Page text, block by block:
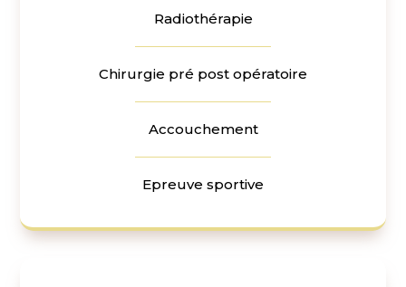
Radiothérapie
Chirurgie pré post opératoire
Accouchement
Epreuve sportive